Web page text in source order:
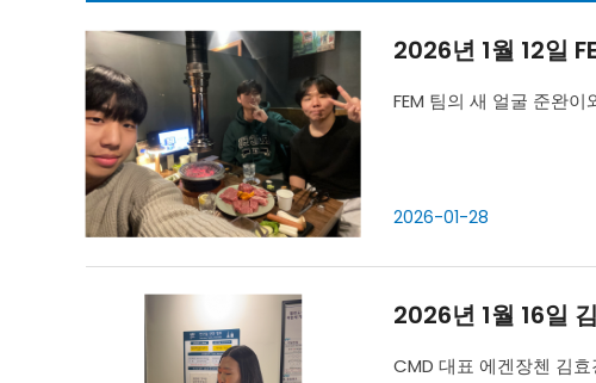
2026년 1월 12일
FEM 팀의 새 얼굴 준완이
2026-01-28
2026년 1월 16일
CMD 대표 에겐장첸 김